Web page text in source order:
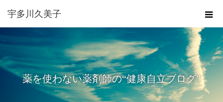
宇多川久美子
薬を使わない薬剤師の“健康自立ブログ”